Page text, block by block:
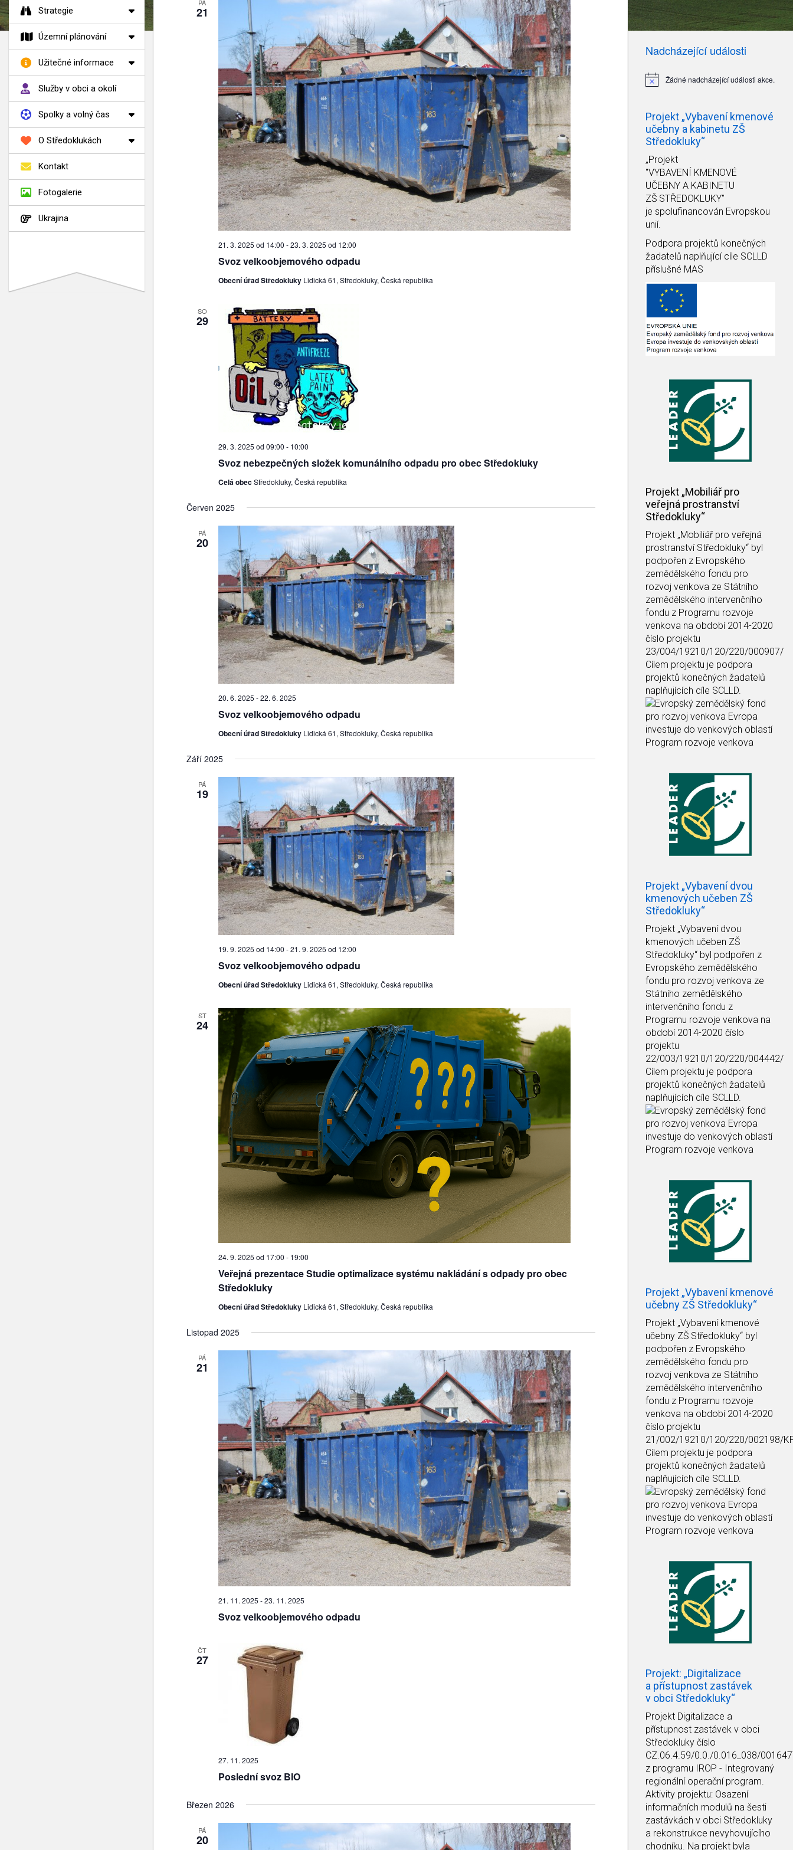
zobrazení
Akce
PÁ
21
Svoz velkoobjemového odpadu
21. 3. 2025 od 14:00 -23. 3. 2025 od 12:00
Obecní úřad Středokluky Lidická 61, Středokluky, Česká republika
SO
29
Svoz nebezpečných složek komunálního odpadu pro obec Středokluky
29. 3. 2025 od 09:00 - 10:00
Celá obecStředokluky, Česká republika
Červen 2025
PÁ
20
Svoz velkoobjemového odpadu
20. 6. 2025 -22. 6. 2025
Obecní úřad Středokluky Lidická 61, Středokluky, Česká republika
Září 2025
PÁ
19
Svoz velkoobjemového odpadu
19. 9. 2025 od 14:00 -21. 9. 2025 od 12:00
Obecní úřad Středokluky Lidická 61, Středokluky, Česká republika
ST
24
Veřejná prezentace Studie optimalizace systému nakládání s odpady pro obec
Středokluky
24. 9. 2025 od 17:00 - 19:00
Obecní úřad Středokluky Lidická 61, Středokluky, Česká republika
Listopad 2025
PÁ
21
Svoz velkoobjemového odpadu
21. 11. 2025 -23. 11. 2025
ČT
27
Poslední svoz BIO
27. 11. 2025
Březen 2026
PÁ
20
Nadcházející události
Notice Žádné nadcházející události akce.
Projekt „Vybavení kmenové
učebny a kabinetu ZŠ
Středokluky“
„Projekt
"VYBAVENÍ KMENOVÉ
UČEBNY A KABINETU
ZŠ STŘEDOKLUKY"
je spolufinancován Evropskou
unií.
Podpora projektů konečných
žadatelů naplňující cíle SCLLD
příslušné MAS
Projekt „Mobiliář pro
veřejná prostranství
Středokluky“
Projekt „Mobiliář pro veřejná
prostranství Středokluky“ byl
podpořen z Evropského
zemědělského fondu pro
rozvoj venkova ze Státního
zemědělského intervenčního
fondu z Programu rozvoje
venkova na období 2014-2020
číslo projektu
23/004/19210/120/220/000907/
Cílem projektu je podpora
projektů konečných žadatelů
naplňujících cíle SCLLD.
Projekt „Vybavení dvou
kmenových učeben ZŠ
Středokluky“
Projekt „Vybavení dvou
kmenových učeben ZŠ
Středokluky“ byl podpořen z
Evropského zemědělského
fondu pro rozvoj venkova ze
Státního zemědělského
intervenčního fondu z
Programu rozvoje venkova na
období 2014-2020 číslo
projektu
22/003/19210/120/220/004442/
Cílem projektu je podpora
projektů konečných žadatelů
naplňujících cíle SCLLD.
Projekt „Vybavení kmenové
učebny ZŠ Středokluky“
Projekt „Vybavení kmenové
učebny ZŠ Středokluky“ byl
podpořen z Evropského
zemědělského fondu pro
rozvoj venkova ze Státního
zemědělského intervenčního
fondu z Programu rozvoje
venkova na období 2014-2020
číslo projektu
21/002/19210/120/220/002198/
Cílem projektu je podpora
projektů konečných žadatelů
naplňujících cíle SCLLD.
Projekt: „Digitalizace
a přístupnost zastávek
v obci Středokluky“
Projekt Digitalizace a
přístupnost zastávek v obci
Středokluky číslo
CZ.06.4.59/0.0./0.016_038/
z programu IROP - Integrovaný
regionální operační program.
Aktivity projektu: Osazení
informačních modulů na šesti
zastávkách v obci Středokluky
a rekonstrukce nevyhovujícího
chodníku. Na projekt byla
Strategie
Územní plánování
Užitečné informace
Služby v obci a okolí
Spolky a volný čas
O Středoklukách
Kontakt
Fotogalerie
Ukrajina